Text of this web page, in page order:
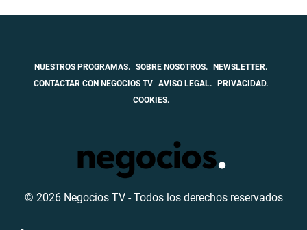
NUESTROS PROGRAMAS. SOBRE NOSOTROS.
NEWSLETTER.
CONTACTAR CON NEGOCIOS TV AVISO LEGAL.
PRIVACIDAD.
COOKIES.
© 2026 Negocios TV - Todos los derechos reservados